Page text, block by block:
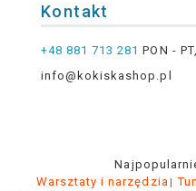
Kontakt
+48 881 713 281 PON -
info@kokiskashop.pl
Warsztaty i narzędzia